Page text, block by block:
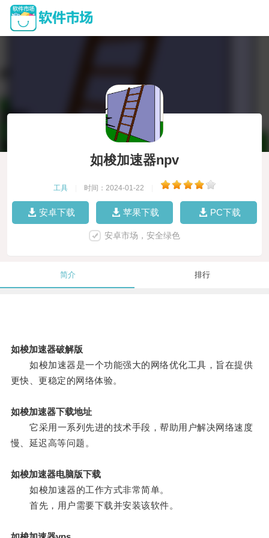
如梭加速器npv
工具 时间：2024-01-22
安卓下载 苹果下载 PC下载
安卓市场，安全绿色
简介 排行
如梭加速器破解版
如梭加速器是一个功能强大的网络优化工具，旨在提供
更快、更稳定的网络体验。
如梭加速器下载地址
它采用一系列先进的技术手段，帮助用户解决网络速度
慢、延迟高等问题。
如梭加速器电脑版下载
如梭加速器的工作方式非常简单。
首先，用户需要下载并安装该软件。